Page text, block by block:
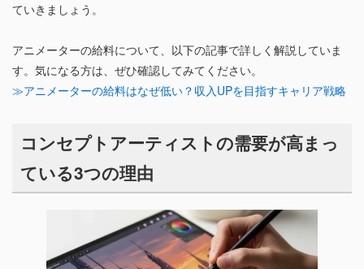
ていきましょう。
アニメーターの給料について、以下の記事で詳しく解説していま
す。気になる方は、ぜひ確認してみてください。
≫アニメーターの給料はなぜ低い？収入UPを目指すキャリア戦略
コンセプトアーティストの需要が高まっ
ている3つの理由